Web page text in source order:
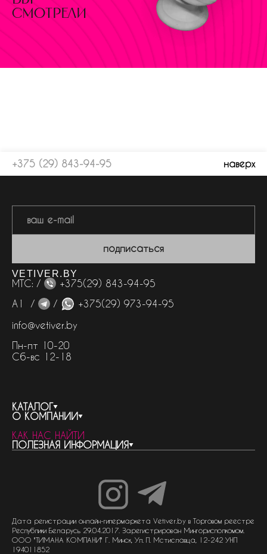
смотрели
+375 (29) 843-94-95 наверх
подписаться
VETIVER.BY
МТС: /
+375(29) 843-94-95
А1 /
/
+375(29) 973-94-95
info@vetiver.by
Пн-пт 10-20
Сб-вс 12-18
КАТАЛОГ
весь каталог
бренды
женская парфюмерия
мужская парфюмерия
унисекс парфюмерия
О КОМПАНИИ
контакты
о компании
доставка и оплата
КАК НАС НАЙТИ
ПОЛЕЗНАЯ ИНФОРМАЦИЯ
как совершить покупку
политика обработки персональных данных
политика обработки файлов cookie
Дата регистрации онлайн-гипермаркета Vetiver.by в Торговом реестре
Республики Беларусь 29.04.2017. Зарегистрирован Мингорисполкомом.
ООО "ТИМАНА КОМПАНИ" Г. Минск, Ул. П. Мстиславца, 12-242 УНП
194011852